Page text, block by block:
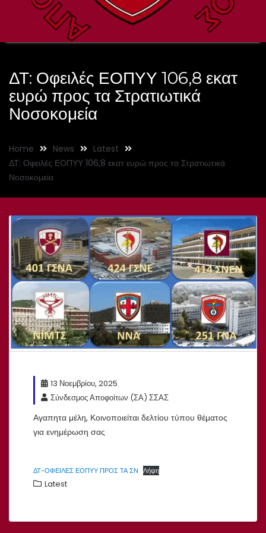
ΔΤ: Οφειλές ΕΟΠΥΥ 106,8 εκατ
ευρώ προς τα Στρατιωτικά
Νοσοκομεία
Home News
Latest
ΔΤ: Οφειλές ΕΟΠΥΥ 106,8 εκατ ευρώ προς τα Στρατιωτικά
Νοσοκομεία
13 Νοεμβρίου, 2025
Σύνδεσμος Αποφοίτων (ΣΑ) ΣΣΑΣ
Αγαπητα μέλη, Κοινοποιείται δελτίου τύπου θέματος
για ενημέρωση σας
ΔΤ-ΟΦΕΙΛΕΣ ΕΟΠΥΥ ΠΡΟΣ ΤΑ ΣΝ Λήψη
Latest